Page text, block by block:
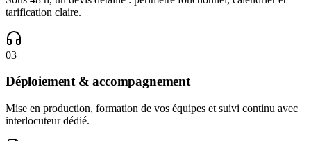
tarification claire.
03
Déploiement & accompagnement
Mise en production, formation de vos équipes et suivi continu avec
interlocuteur dédié.